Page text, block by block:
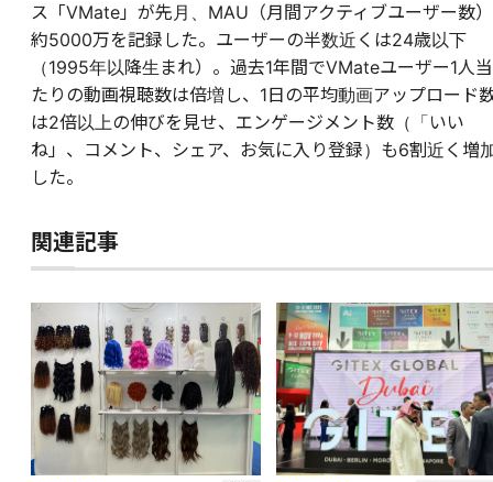
ス「VMate」が先月、MAU（月間アクティブユーザー数）
約5000万を記録した。ユーザーの半数近くは24歳以下
（1995年以降生まれ）。過去1年間でVMateユーザー1人当
たりの動画視聴数は倍増し、1日の平均動画アップロード
は2倍以上の伸びを見せ、エンゲージメント数（「いい
ね」、コメント、シェア、お気に入り登録）も6割近く増
した。
関連記事